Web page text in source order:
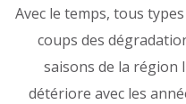
Avec le temps, tous
coups des
saisons de la région
détériore avec les